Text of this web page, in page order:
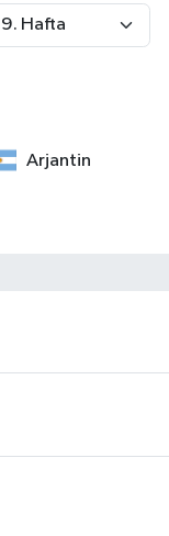
Arjantin